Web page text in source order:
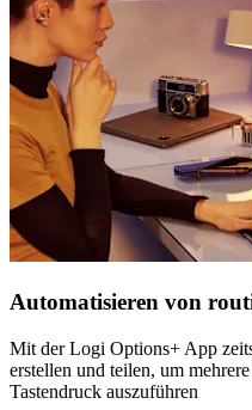
Automatisieren von
Mit der Logi Options+ App
erstellen und teilen, um
Tastendruck auszuführen